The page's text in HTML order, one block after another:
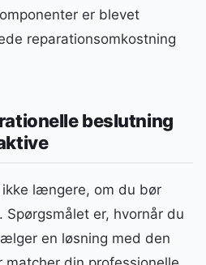
er blevet
reparationsomkostning
beslutning
længere, om du bør
er, hvornår du
en løsning med den